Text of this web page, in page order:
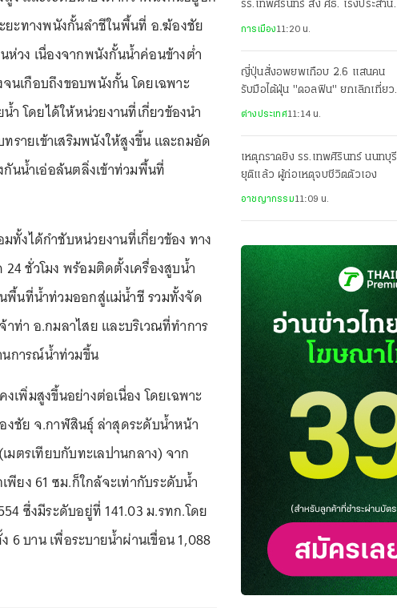
ยะทางพนังกั้นลำชีในพื้นที่ อ.ฆ้องชัย
วง เนื่องจากพนังกั้นน้ำค่อนข้างต่ำ
นเกือบถึงขอบพนังกั้น โดยเฉพาะ
ำ โดยได้ให้หน่วยงานที่เกี่ยวข้องนำ
รายเข้าเสริมพนังให้สูงขึ้น และถมอัด
นน้ำเอ่อล้นตลิ่งเข้าท่วมพื้นที่
ทั้งได้กำชับหน่วยงานที่เกี่ยวข้อง ทาง
24 ชั่วโมง พร้อมติดตั้งเครื่องสูบน้ำ
พื้นที่น้ำท่วมออกสู่แม่น้ำชี รวมทั้งจัด
ท่า อ.กมลาไสย และบริเวณที่ทำการ
การณ์น้ำท่วมขึ้น
พิ่มสูงขึ้นอย่างต่อเนื่อง โดยเฉพาะ
งชัย จ.กาฬสินธุ์ ล่าสุดระดับน้ำหน้า
มตรเทียบกับทะเลปานกลาง) จาก
ยง 61 ซม.ก็ใกล้จะเท่ากับระดับน้ำ
ซึ่งมีระดับอยู่ที่ 141.03 ม.รทก.โดย
6 บาน เพื่อระบายน้ำผ่านเขื่อน 1,088
รร.เทพศิรินทร์ สั่ง ศธ. เร่งประสาน
ช่วยเหลือผู้บาดเจ็บ
การเมือง11:20 น.
ญี่ปุ่นสั่งอพยพเกือบ 2.6 แสนคน
รับมือไต้ฝุ่น "ดอลฟิน" ยกเลิกเที่ยว
บินกว่า 500 เที่ยว
ต่างประเทศ11:14 น.
เหตุกราดยิง รร.เทพศิรินทร์ นนทบุรี
ยุติแล้ว ผู้ก่อเหตุจบชีวิตตัวเอง
อาชญากรรม11:09 น.